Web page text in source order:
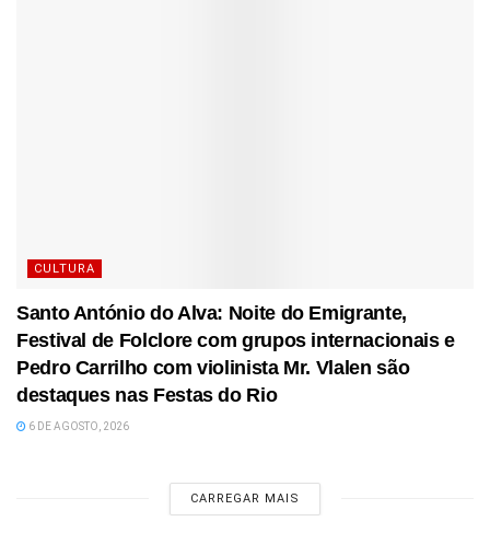
CULTURA
Santo António do Alva: Noite do Emigrante,
Festival de Folclore com grupos internacionais e
Pedro Carrilho com violinista Mr. Vlalen são
destaques nas Festas do Rio
6 DE AGOSTO, 2026
CARREGAR MAIS